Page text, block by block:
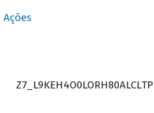
Ações